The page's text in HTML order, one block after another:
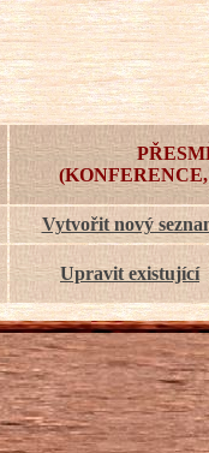
Vytvořit nový
Upravit existující